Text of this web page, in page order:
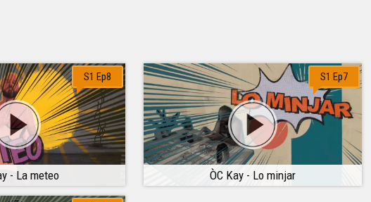
- La meteo
S1 Ep8
ÒC Kay - Lo minjar
S1 Ep7